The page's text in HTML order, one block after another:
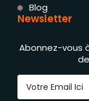
Blog
Newsletter
Abonnez-vous